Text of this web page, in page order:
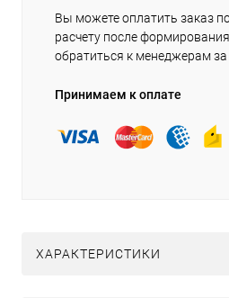
Вы можете оплатить заказ
расчету после
обратиться к менеджерам
Принимаем к оплате
ХАРАКТЕРИСТИКИ